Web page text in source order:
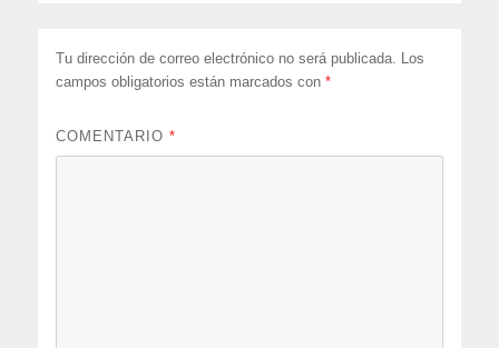
Tu dirección de correo electrónico no será publicada.
Los
campos obligatorios están marcados con*
COMENTARIO*